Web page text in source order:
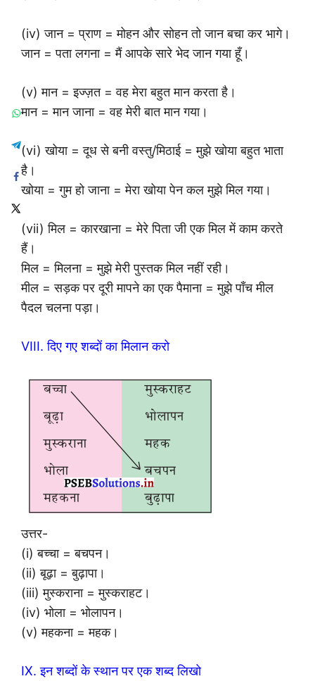
(iv) जान = प्राण = मोहन और सोहन तो जान बचा कर भागे।
जान = पता लगना = मैं आपके सारे भेद जान गया हूँ।
(v) मान = इज्ज़त = वह मेरा बहुत मान करता है।
मान = मान जाना = वह मेरी बात मान गया।
(vi) खोया = दूध से बनी वस्तु/मिठाई = मुझे खोया बहुत भाता
है।
खोया = गुम हो जाना = मेरा खोया पेन कल मुझे मिल गया।
(vii) मिल = कारखाना = मेरे पिता जी एक मिल में काम करते
हैं।
मिल = मिलना = मुझे मेरी पुस्तक मिल नहीं रही।
मील = सड़क पर दूरी मापने का एक पैमाना = मुझे पाँच मील
पैदल चलना पड़ा।
VIII. दिए गए शब्दों का मिलान करो
उत्तर-
(i) बच्चा = बचपन।
(ii) बूढ़ा = बुढ़ापा।
(iii) मुस्कराना = मुस्कराहट।
(iv) भोला = भोलापन।
(v) महकना = महक।
IX. इन शब्दों के स्थान पर एक शब्द लिखो